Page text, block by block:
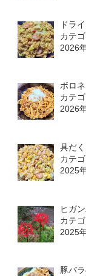
ドラ
カテ
2026
ボロ
カテ
2026
具だ
カテ
2025
ヒガ
カテ
2025
豚バ